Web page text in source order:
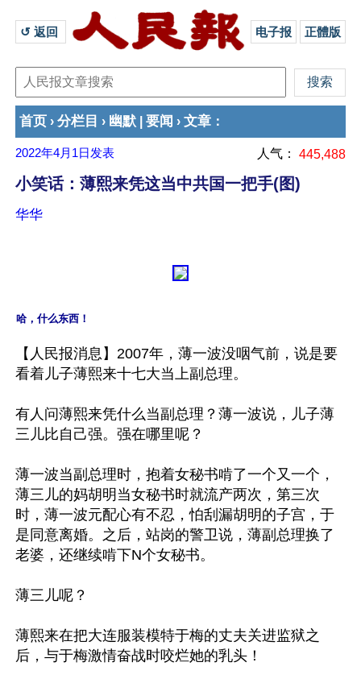
↺ 返回 电子报 正體版
首页 › 分栏目 › 幽默 要闻 › 文章 ：
2022年4月1日 发表 人气： 445,488
小笑话：薄熙来凭这当中共国一把手(图)
华华
哈，什么东西！
【人民报消息】2007年，薄一波没咽气前，说是要
看着儿子薄熙来十七大当上副总理。
有人问薄熙来凭什么当副总理？薄一波说，儿子薄
三儿比自己强。强在哪里呢？
薄一波当副总理时，抱着女秘书啃了一个又一个，
薄三儿的妈胡明当女秘书时就流产两次，第三次
时，薄一波元配心有不忍，怕刮漏胡明的子宫，于
是同意离婚。之后，站岗的警卫说，薄副总理换了
老婆，还继续啃下N个女秘书。
薄三儿呢？
薄熙来在把大连服装模特于梅的丈夫关进监狱之
后，与于梅激情奋战时咬烂她的乳头！